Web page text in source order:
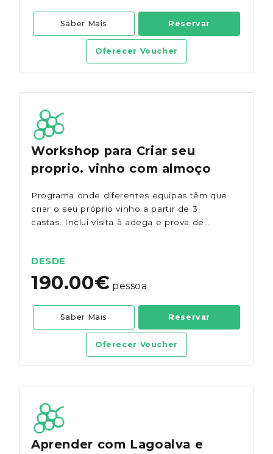
Saber Mais Reservar
Oferecer Voucher
Workshop para Criar seu
proprio. vinho com almoço
Programa onde diferentes equipas têm que
criar o seu próprio vinho a partir de 3
castas. Inclui visita à adega e prova de
DESDE
190.00€ pessoa
Saber Mais Reservar
Oferecer Voucher
Aprender com Lagoalva e